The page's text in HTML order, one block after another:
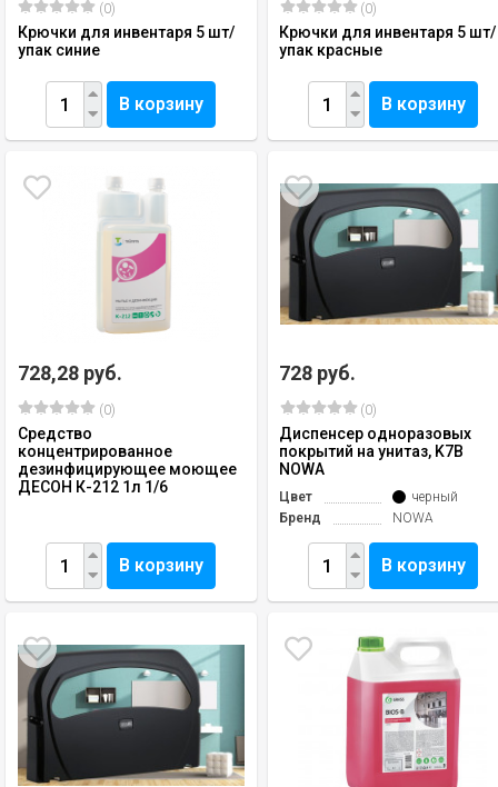
(0)
Крючки для инвентаря 5 шт/
упак синие
В корзину
(0)
Крючки для инвентаря 5 шт/
упак красные
В корзину
728,28 руб.
(0)
Средство
концентрированное
дезинфицирующее моющее
ДЕСОН К-212 1л 1/6
В корзину
728 руб.
(0)
Диспенсер одноразовых
покрытий на унитаз, K7B
NOWA
Цвет
черный
Бренд
NOWA
В корзину